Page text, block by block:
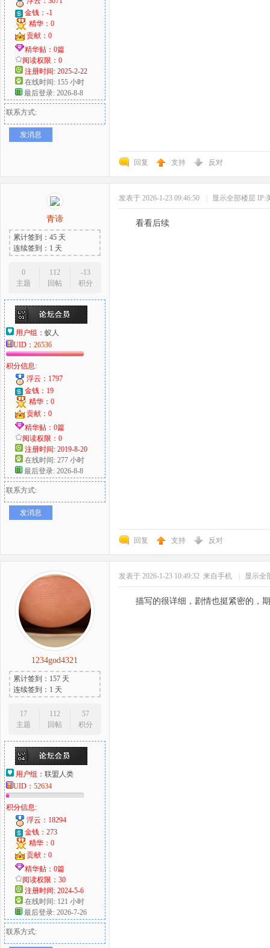
金钱：-1
精华：0
贡献：0
精华贴：0篇
阅读权限：0
注册时间: 2025-2-22
在线时间: 155 小时
最后登录: 2026-8-8
联系方式:
发消息
回复 支持 反对
青谛
累计签到：45 天
连续签到：1 天
0
主题
112
回帖
-13
积分
用户组： 蚁人
UID： 26536
积分信息:
浮云：1797
金钱：19
精华：0
贡献：0
精华贴：0篇
阅读权限：0
注册时间: 2019-8-20
在线时间: 277 小时
最后登录: 2026-8-8
联系方式:
发消息
发表于 2026-1-23 09:46:50 显示全部楼层 IP:
看看后续
回复 支持 反对
1234god4321
累计签到：157 天
连续签到：1 天
17
主题
112
回帖
57
积分
用户组： 联盟人类
UID： 52634
积分信息:
浮云：18294
金钱：273
精华：0
贡献：0
精华贴：0篇
阅读权限：30
注册时间: 2024-5-6
在线时间: 121 小时
最后登录: 2026-7-26
联系方式:
发表于 2026-1-23 10:49:32 来自手机 显示全
描写的很详细，剧情也挺紧密的，